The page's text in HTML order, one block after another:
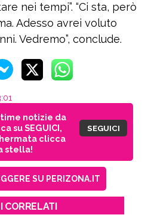
nei tempi”. “Ci sta, però
Adesso avrei voluto
Vedremo”, conclude.
notizie da
su SEGUICI,
clicca
stella!
SEGUICI
SU PERIZONA.IT
CORRELATI